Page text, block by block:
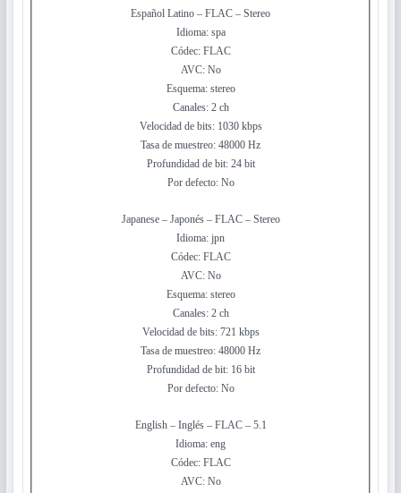
Español Latino – FLAC – Stereo
Idioma: spa
Códec: FLAC
AVC: No
Esquema: stereo
Canales: 2 ch
Velocidad de bits: 1030 kbps
Tasa de muestreo: 48000 Hz
Profundidad de bit: 24 bit
Por defecto: No
Japanese – Japonés – FLAC – Stereo
Idioma: jpn
Códec: FLAC
AVC: No
Esquema: stereo
Canales: 2 ch
Velocidad de bits: 721 kbps
Tasa de muestreo: 48000 Hz
Profundidad de bit: 16 bit
Por defecto: No
English – Inglés – FLAC – 5.1
Idioma: eng
Códec: FLAC
AVC: No